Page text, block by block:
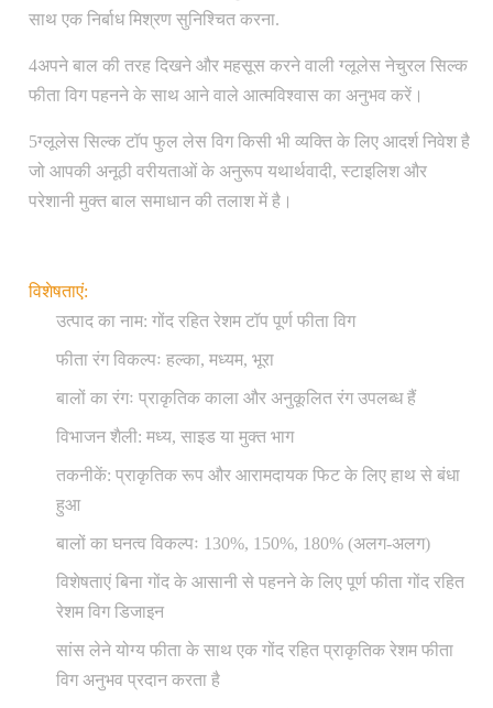
साथ एक निर्बाध मिश्रण सुनिश्चित करना.
4अपने बाल की तरह दिखने और महसूस करने वाली ग्लूलेस नेचुरल सिल्क
फीता विग पहनने के साथ आने वाले आत्मविश्वास का अनुभव करें।
5ग्लूलेस सिल्क टॉप फुल लेस विग किसी भी व्यक्ति के लिए आदर्श निवेश है
जो आपकी अनूठी वरीयताओं के अनुरूप यथार्थवादी, स्टाइलिश और
परेशानी मुक्त बाल समाधान की तलाश में है।
विशेषताएं:
उत्पाद का नाम: गोंद रहित रेशम टॉप पूर्ण फीता विग
फीता रंग विकल्पः हल्का, मध्यम, भूरा
बालों का रंगः प्राकृतिक काला और अनुकूलित रंग उपलब्ध हैं
विभाजन शैली: मध्य, साइड या मुक्त भाग
तकनीकें: प्राकृतिक रूप और आरामदायक फिट के लिए हाथ से बंधा
हुआ
बालों का घनत्व विकल्पः 130%, 150%, 180% (अलग-अलग)
विशेषताएं बिना गोंद के आसानी से पहनने के लिए पूर्ण फीता गोंद रहित
रेशम विग डिजाइन
सांस लेने योग्य फीता के साथ एक गोंद रहित प्राकृतिक रेशम फीता
विग अनुभव प्रदान करता है